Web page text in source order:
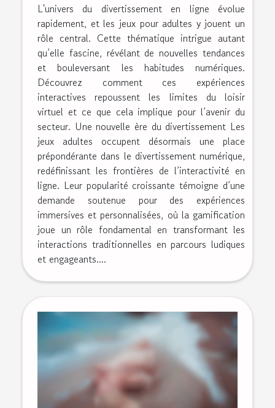
L'univers du divertissement en ligne évolue
rapidement, et les jeux pour adultes y jouent un
rôle central. Cette thématique intrigue autant
qu’elle fascine, révélant de nouvelles tendances
et bouleversant les habitudes numériques.
Découvrez comment ces expériences
interactives repoussent les limites du loisir
virtuel et ce que cela implique pour l’avenir du
secteur. Une nouvelle ère du divertissement Les
jeux adultes occupent désormais une place
prépondérante dans le divertissement numérique,
redéfinissant les frontières de l’interactivité en
ligne. Leur popularité croissante témoigne d’une
demande soutenue pour des expériences
immersives et personnalisées, où la gamification
joue un rôle fondamental en transformant les
interactions traditionnelles en parcours ludiques
et engageants....